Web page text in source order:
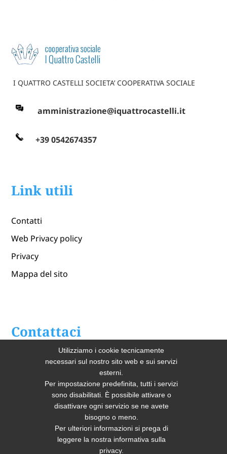
I QUATTRO CASTELLI SOCIETA’ COOPERATIVA SOCIALE
amministrazione@iquattrocastelli.it
+39 0542674357
Link utili
Contatti
Web Privacy policy
Privacy
Mappa del sito
Contattaci
Lavendaria Industriale
Utilizziamo i cookie tecnicamente
necessari sul nostro sito web e sui servizi
esterni.
Per impostazione predefinita, tutti i servizi
sono disabilitati. È possibile attivare o
disattivare ogni servizio se ne avete
bisogno o meno.
Per ulteriori informazioni si prega di
leggere la nostra informativa sulla
privacy.